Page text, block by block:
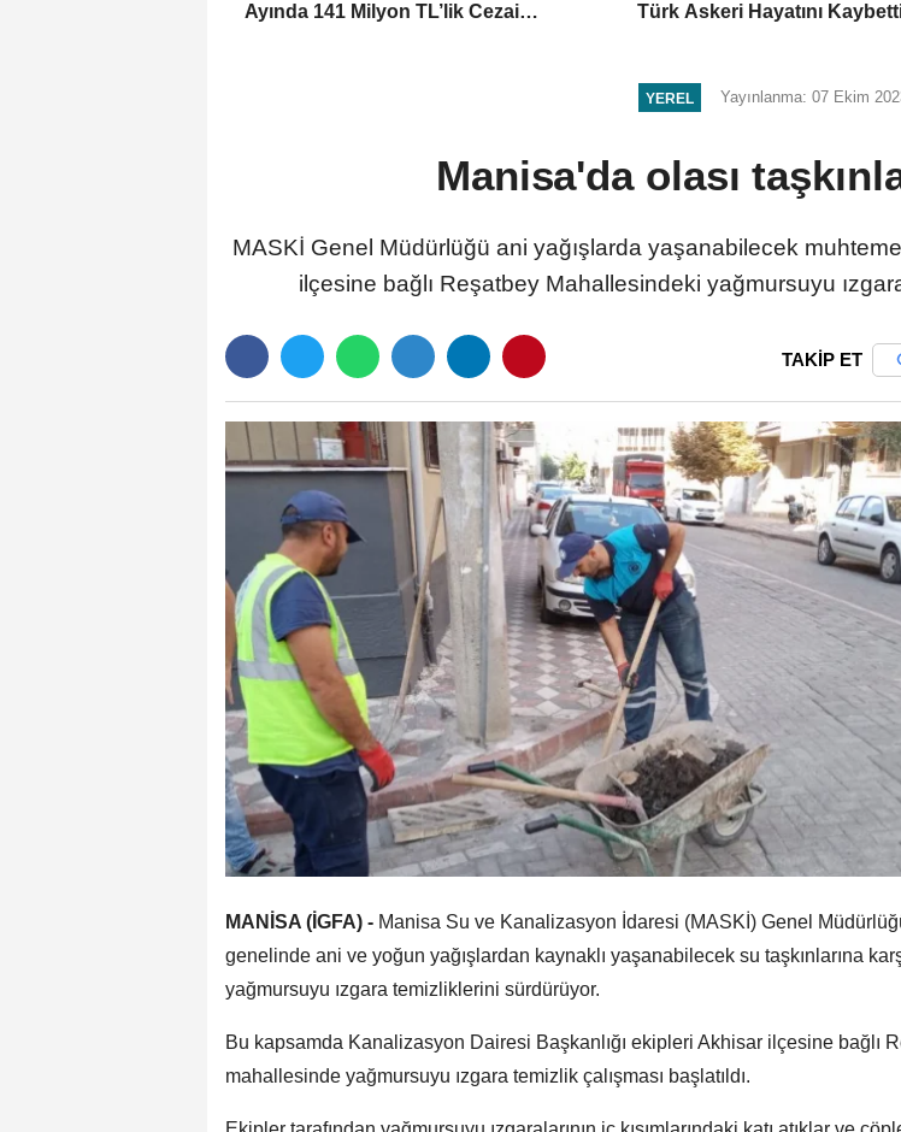
Ayında 141 Milyon TL’lik Cezai
Türk Askeri Hayatını
YEREL Yayınlanma: 07 Ekim
Manisa'da olası
MASKİ Genel Müdürlüğü ani yağışlarda yaşanabilecek
ilçesine bağlı Reşatbey Mahallesindeki yağmursuyu
TAKİP ET
MANİSA (İGFA) - Manisa Su ve Kanalizasyon İdaresi (MASKİ) Genel
genelinde ani ve yoğun yağışlardan kaynaklı yaşanabilecek su taşkınlarına
yağmursuyu ızgara temizliklerini sürdürüyor.
Bu kapsamda Kanalizasyon Dairesi Başkanlığı ekipleri Akhisar ilçesine bağlı
mahallesinde yağmursuyu ızgara temizlik çalışması başlatıldı.